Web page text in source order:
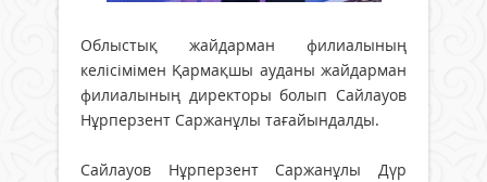
Облыстық жайдарман филиалының
келісімімен Қармақшы ауданы жайдарман
филиалының директоры болып Сайлауов
Нұрперзент Саржанұлы тағайындалды.
Сайлауов Нұрперзент Саржанұлы Дүр